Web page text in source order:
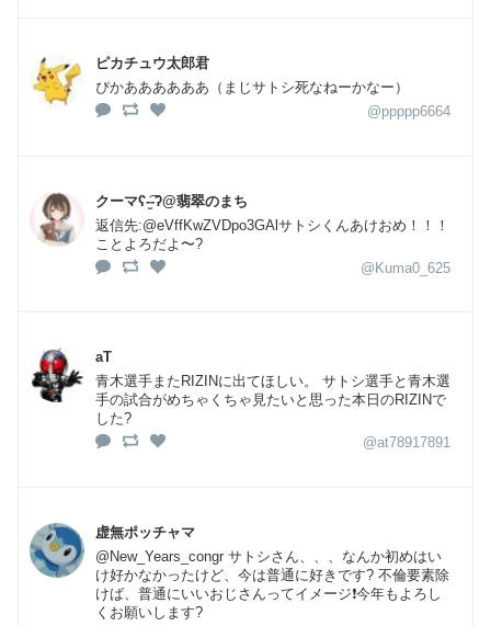
ピカチュウ太郎君
ぴかああああああ（まじサトシ死なねーかなー）
@ppppp6664
クーマʕ-̫͡-ʔ@翡翠のまち
返信先:@eVffKwZVDpo3GAlサトシくんあけおめ！！！
ことよろだよ〜?
@Kuma0_625
aT
青木選手またRIZINに出てほしい。 サトシ選手と青木選
手の試合がめちゃくちゃ見たいと思った本日のRIZINで
した?
@at78917891
虚無ポッチャマ
@New_Years_congr サトシさん、、、なんか初めはい
け好かなかったけど、今は普通に好きです? 不倫要素除
けば、普通にいいおじさんってイメージ❗️今年もよろし
くお願いします?